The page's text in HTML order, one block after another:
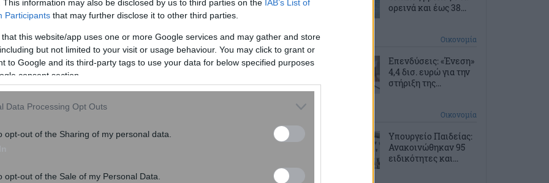
This information may also be disclosed by us to third parties on the IAB’s List of
Participants that may further disclose it to other third parties.
that this website/app uses one or more Google services and may gather and store
but not limited to your visit or usage behaviour. You may click to grant or
to Google and its third-party tags to use your data for below specified purposes
consent section.
Data Processing Opt Outs
opt-out of the Sharing of my personal data.
opt-out of the Sale of my Personal Data.
2025 σε όλους τους δικαιούχους του επιδόματος
ορεινά και έως 38...
2 ώρες πριν Οικονομία
Επενδύσεις: «Ένεση»
4,4 δισ. ευρώ για την
στήριξη της...
Οικονομία
Υπουργείο Παιδείας:
Ανακοινώθηκαν 95
ειδικότητες και...